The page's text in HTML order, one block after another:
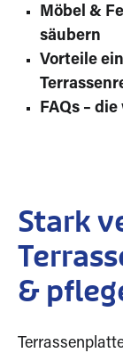
Möbel &
säubern
Vorteile
FAQs –
Stark
&